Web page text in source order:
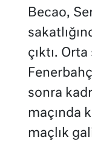
Becao,
çıktı.
sonra
maçında
maçlık